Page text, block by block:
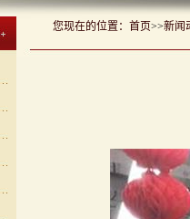
您现在的位置： 首页>>新闻